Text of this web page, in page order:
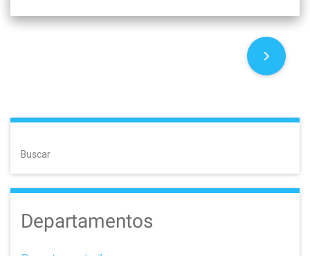
s
s
n
a
Buscar
Departamentos